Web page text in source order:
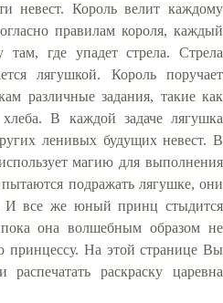
невест. Король велит каждому
правилам короля, каждый
где упадет стрела. Стрела
лягушкой. Король поручает
различные задания, такие как
В каждой задаче лягушка
ленивых будущих невест. В
магию для выполнения
подражать лягушке, они
И все же юный принц стыдится
она волшебным образом не
принцессу. На этой странице Вы
раскраску царевна